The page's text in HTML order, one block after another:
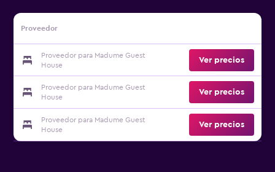
Proveedor
Proveedor para Madume Guest
House
Ver precios
Proveedor para Madume Guest
House
Ver precios
Proveedor para Madume Guest
House
Ver precios